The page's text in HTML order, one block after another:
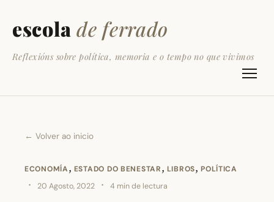
escola de ferrado
Reflexións sobre política, memoria e o tempo no que vivimos
← Volver ao inicio
ECONOMÍA, ESTADO DO BENESTAR, LIBROS,POLÍTICA
· 20 Agosto, 2022 · 4 min de lectura